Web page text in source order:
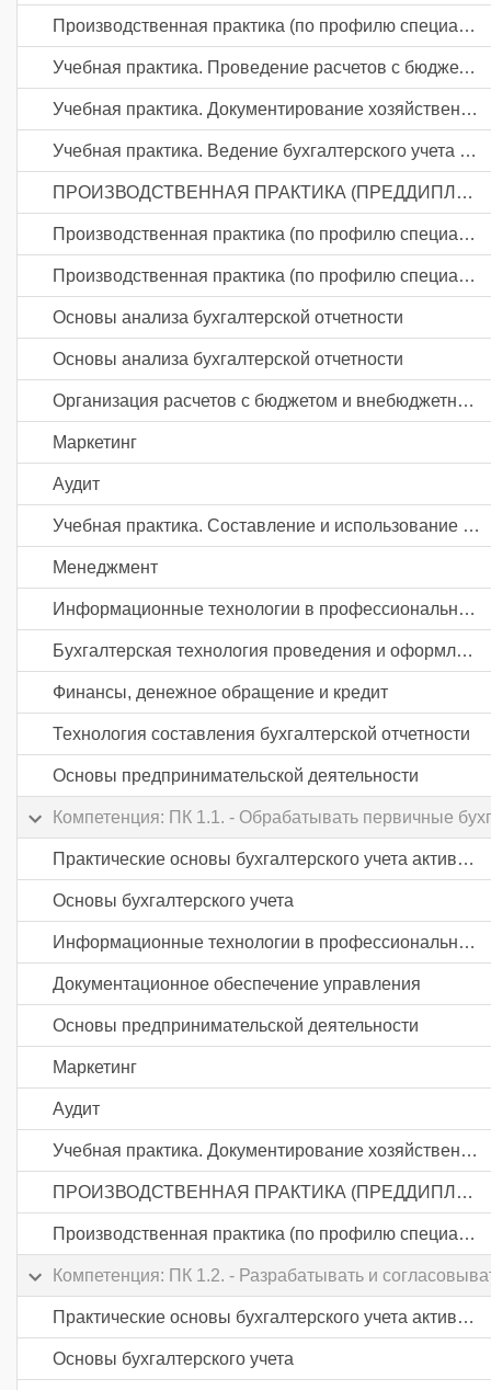
Производственная практика (по профилю специальности). Ведение бухгалтерского учета источников формирования активов, выполнение работ по инвентаризации активов и финансовых обязательств организации
Учебная практика. Проведение расчетов с бюджетом и внебюджетными фондами
Учебная практика. Документирование хозяйственных операций и ведение бухгалтерского учета активов организации
Учебная практика. Ведение бухгалтерского учета источников формирования активов, выполнение работ по инвентаризации активов и финансовых обязательств организации
ПРОИЗВОДСТВЕННАЯ ПРАКТИКА (ПРЕДДИПЛОМНАЯ)
Производственная практика (по профилю специальности). Составление и использование бухгалтерской (финансовой) отчетности
Производственная практика (по профилю специальности). Проведение расчетов с бюджетом и внебюджетными фондами
Основы анализа бухгалтерской отчетности
Основы анализа бухгалтерской отчетности
Организация расчетов с бюджетом и внебюджетными фондами
Маркетинг
Аудит
Учебная практика. Составление и использование бухгалтерской (финансовой) отчетности
Менеджмент
Информационные технологии в профессиональной деятельности
Бухгалтерская технология проведения и оформления инвентаризации
Финансы, денежное обращение и кредит
Технология составления бухгалтерской отчетности
Основы предпринимательской деятельности
Компетенция: ПК 1.1. - Обрабатывать первичные
Практические основы бухгалтерского учета активов организации
Основы бухгалтерского учета
Информационные технологии в профессиональной деятельности
Документационное обеспечение управления
Основы предпринимательской деятельности
Маркетинг
Аудит
Учебная практика. Документирование хозяйственных операций и ведение бухгалтерского учета активов организации
ПРОИЗВОДСТВЕННАЯ ПРАКТИКА (ПРЕДДИПЛОМНАЯ)
Производственная практика (по профилю специальности). Документирование хозяйственных операций и ведение бухгалтерского учета активов организации
Компетенция: ПК 1.2. - Разрабатывать и
Практические основы бухгалтерского учета активов организации
Основы бухгалтерского учета